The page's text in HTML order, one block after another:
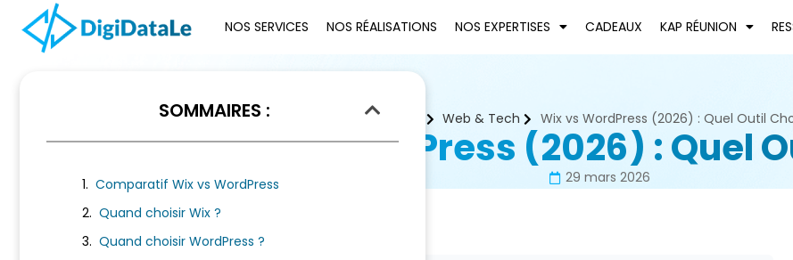
NOS SERVICES NOS RÉALISATIONS NOS EXPERTISES CADEAUX KAP RÉUNION
Accueil Web & Tech Wix vs WordPress (2026) : Quel Outil
Wix vs WordPress (2026) : Quel
29 mars 2026
SOMMAIRES :
Comparatif Wix vs WordPress
Quand choisir Wix ?
Quand choisir WordPress ?